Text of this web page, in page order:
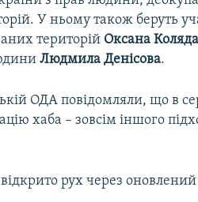
У ньому також беруть
територій Оксана Коляда
Людмила Денісова.
ОДА повідомляли, що в
хаба – зовсім іншого
відкрито рух через